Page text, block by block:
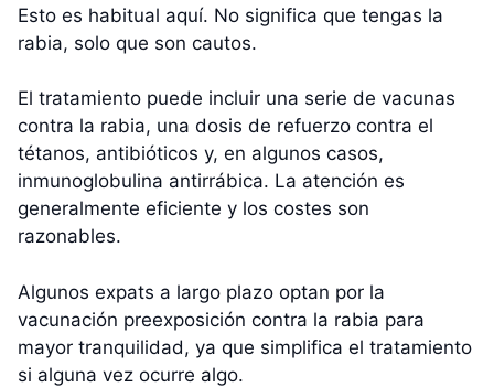
Esto es habitual aquí. No significa que tengas la
rabia, solo que son cautos.
El tratamiento puede incluir una serie de vacunas
contra la rabia, una dosis de refuerzo contra el
tétanos, antibióticos y, en algunos casos,
inmunoglobulina antirrábica. La atención es
generalmente eficiente y los costes son
razonables.
Algunos expats a largo plazo optan por la
vacunación preexposición contra la rabia para
mayor tranquilidad, ya que simplifica el tratamiento
si alguna vez ocurre algo.